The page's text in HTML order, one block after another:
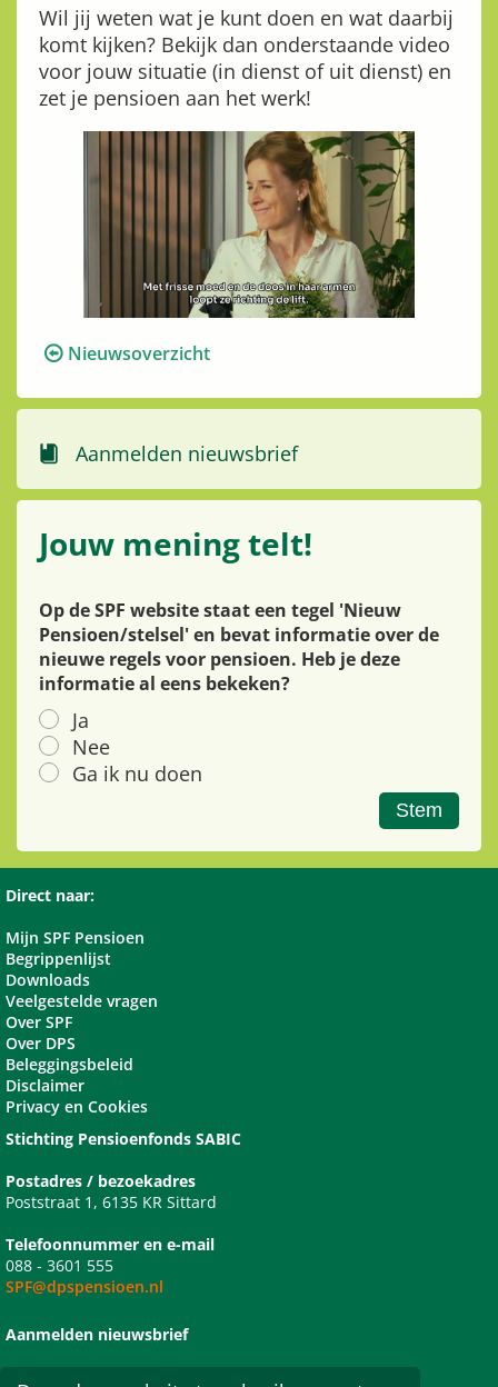
Wil jij weten wat je kunt doen en wat daarbij
komt kijken? Bekijk dan onderstaande video
voor jouw situatie (in dienst of uit dienst) en
zet je pensioen aan het werk!
UnmuteLoaded:
10.08%
Nieuwsoverzicht
Aanmelden nieuwsbrief
Jouw mening telt!
Op de SPF website staat een tegel 'Nieuw
Pensioen/stelsel' en bevat informatie over de
nieuwe regels voor pensioen. Heb je deze
informatie al eens bekeken?
Ja
Nee
Ga ik nu doen
Stem
Direct naar:
Mijn SPF Pensioen
Begrippenlijst
Downloads
Veelgestelde vragen
Over SPF
Over DPS
Beleggingsbeleid
Disclaimer
Privacy en Cookies
Stichting Pensioenfonds SABIC
Postadres / bezoekadres
Poststraat 1, 6135 KR Sittard
Telefoonnummer en e-mail
088 - 3601 555
SPF@dpspensioen.nl
Aanmelden nieuwsbrief